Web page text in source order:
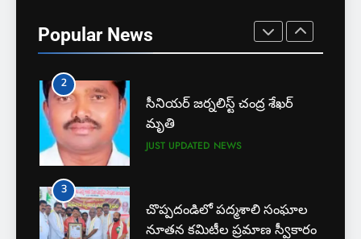
Popular News
న్యాయవాదుల ఆర్థిక చేయూత
JUST UPDATED KARIMNAGAR NEWS
2
సీనియర్ జర్నలిస్ట్ చంద్ర శేఖర్
మృతి
JUST UPDATED NEWS
3
చొప్పదండిలో పద్మశాలి సంఘాల
నూతన కమిటీల ప్రమాణ స్వీకారం